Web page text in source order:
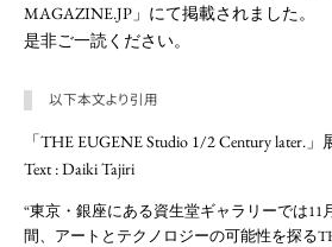
MAGAZINE.JP」にて掲載されました。
是非ご一読ください。
以下本文より引用
「THE EUGENE Studio 1/2 Century later.
Text : Daiki Tajiri
“東京・銀座にある資生堂ギャラリーでは11
間、アートとテクノロジーの可能性を探る